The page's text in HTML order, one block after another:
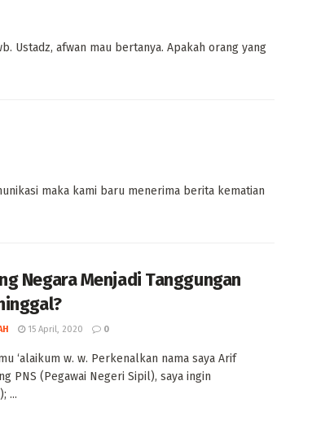
Ustadz, afwan mau bertanya. Apakah orang yang
maka kami baru menerima berita kematian
Negara Menjadi Tanggungan
15 April, 2020 0
‘alaikum w. w. Perkenalkan nama saya Arif
PNS (Pegawai Negeri Sipil), saya ingin
...